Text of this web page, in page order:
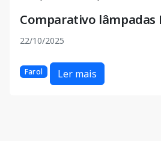
Comparativo lâmpadas
22/10/2025
Farol Ler mais